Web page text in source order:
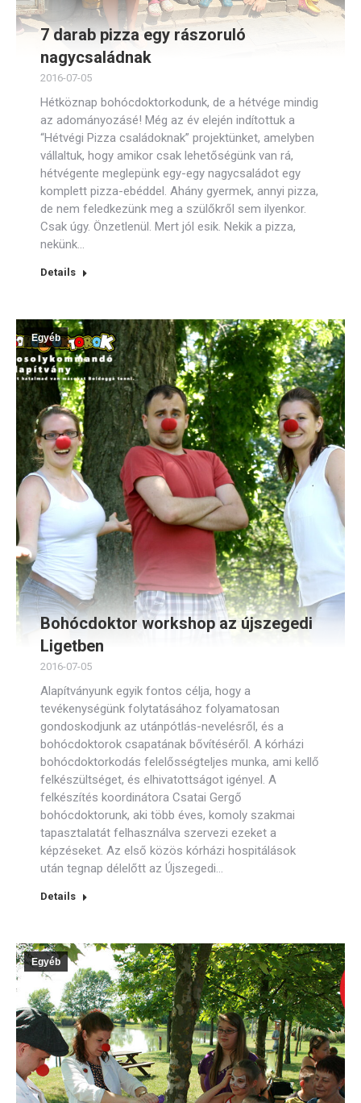
7 darab pizza egy rászoruló
nagycsaládnak
2016-07-05
Hétköznap bohócdoktorkodunk, de a hétvége mindig
az adományozásé! Még az év elején indítottuk a
“Hétvégi Pizza családoknak” projektünket, amelyben
vállaltuk, hogy amikor csak lehetőségünk van rá,
hétvégente meglepünk egy-egy nagycsaládot egy
komplett pizza-ebéddel. Ahány gyermek, annyi pizza,
de nem feledkezünk meg a szülőkről sem ilyenkor.
Csak úgy. Önzetlenül. Mert jól esik. Nekik a pizza,
nekünk…
Details
Egyéb
Bohócdoktor workshop az újszegedi
Ligetben
2016-07-05
Alapítványunk egyik fontos célja, hogy a
tevékenységünk folytatásához folyamatosan
gondoskodjunk az utánpótlás-nevelésről, és a
bohócdoktorok csapatának bővítéséről. A kórházi
bohócdoktorkodás felelősségteljes munka, ami kellő
felkészültséget, és elhivatottságot igényel. A
felkészítés koordinátora Csatai Gergő
bohócdoktorunk, aki több éves, komoly szakmai
tapasztalatát felhasználva szervezi ezeket a
képzéseket. Az első közös kórházi hospitálások
után tegnap délelőtt az Újszegedi…
Details
Egyéb